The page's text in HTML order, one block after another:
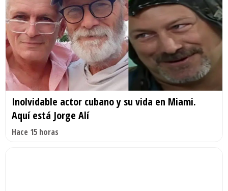
Inolvidable actor cubano y su vida en Miami.
Aquí está Jorge Alí
Hace 15 horas